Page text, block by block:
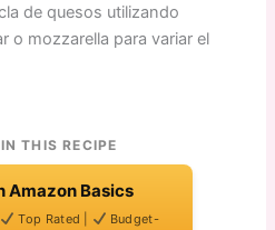
de quesos utilizando
o mozzarella para variar el
THIS RECIPE
Amazon Basics
Top Rated |
Budget-